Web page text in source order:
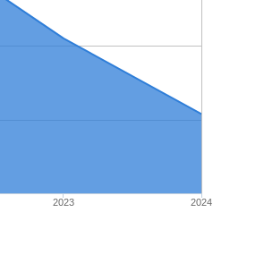
2023 2024